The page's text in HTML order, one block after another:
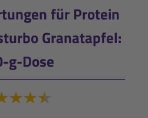
für Protein
Granatapfel:
g-Dose